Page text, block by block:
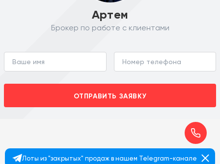
Артем
Брокер по работе с клиентами
ОТПРАВИТЬ ЗАЯВКУ
Лоты из "закрытых" продаж в нашем Telegram-канале